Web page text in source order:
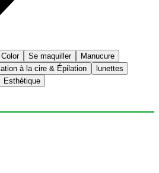
Se maquiller
Manucure
à la cire & Épilation
lunettes
Esthétique